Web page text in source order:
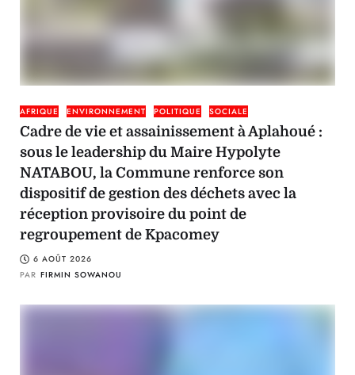
AFRIQUE ENVIRONNEMENT POLITIQUE SOCIALE
Cadre de vie et assainissement à Aplahoué :
sous le leadership du Maire Hypolyte
NATABOU, la Commune renforce son
dispositif de gestion des déchets avec la
réception provisoire du point de
regroupement de Kpacomey
6 AOÛT 2026
PAR FIRMIN SOWANOU